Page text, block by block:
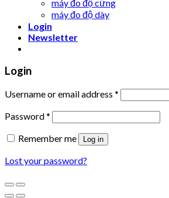
máy đo độ cứng
máy đo độ dày
Login
Newsletter
Login
Username or email address *
Password*
Remember me
Log in
Lost your password?